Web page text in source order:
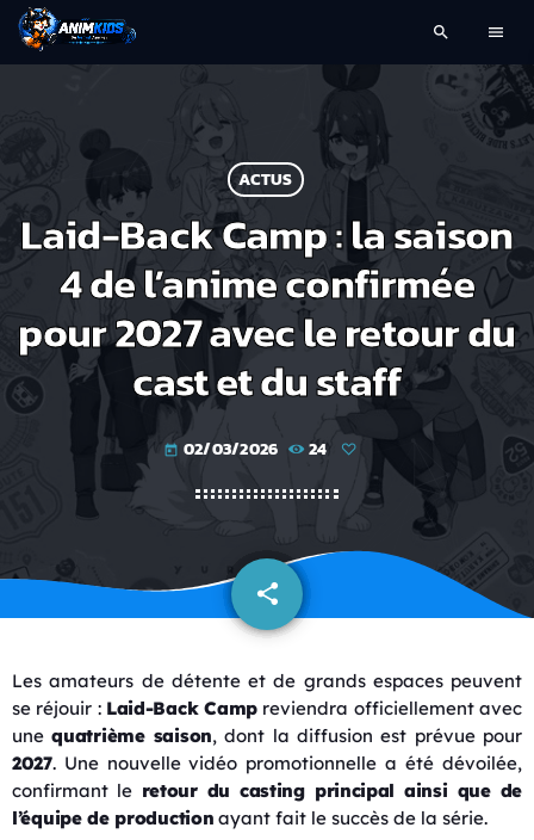
search menu
ACTUS
Laid-Back Camp : la saison
4 de l’anime confirmée
pour 2027 avec le retour du
cast et du staff
today 02/03/2026 24
share
email
Les amateurs de détente et de grands espaces peuvent
se réjouir : Laid-Back Camp reviendra officiellement avec
unequatrième saison, dont la diffusion est prévue pour
2027. Une nouvelle vidéo promotionnelle a été dévoilée,
confirmant le retour du casting principal ainsi que de
l’équipe de production ayant fait le succès de la série.